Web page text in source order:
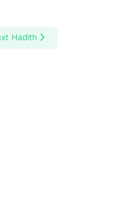
Hadith